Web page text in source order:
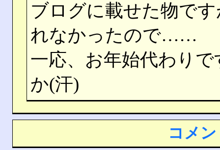
ブログに載せた物で
れなかったので……
一応、お年始代わり
か(汗)
コメ